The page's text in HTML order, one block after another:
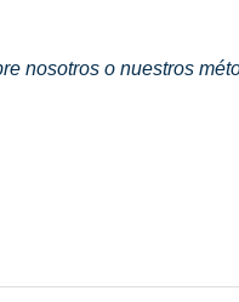
nosotros o nuestros